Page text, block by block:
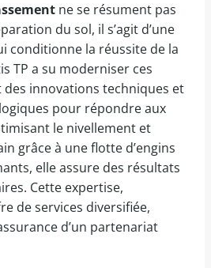
ne se résument pas
du sol, il s’agit d’une
conditionne la réussite de la
TP a su moderniser ces
innovations techniques et
pour répondre aux
le nivellement et
grâce à une flotte d’engins
elle assure des résultats
Cette expertise,
de services diversifiée,
d’un partenariat